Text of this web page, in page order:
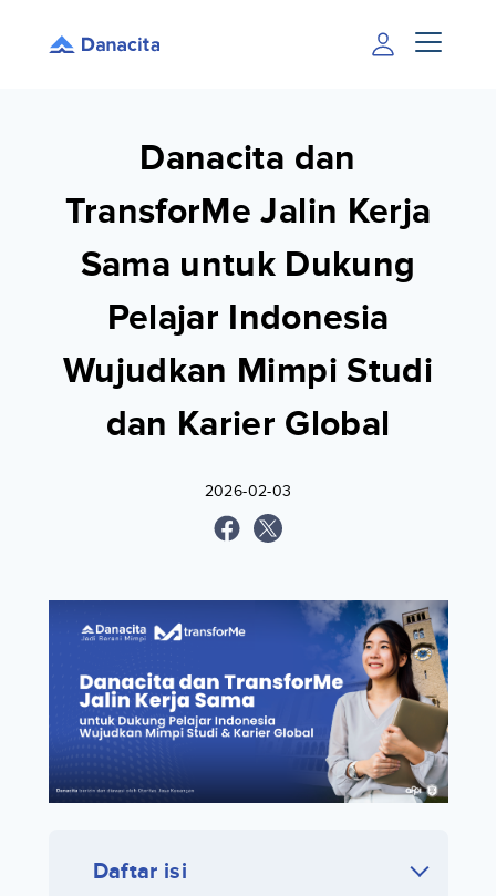
Danacita dan
TransforMe Jalin Kerja
Sama untuk Dukung
Pelajar Indonesia
Wujudkan Mimpi Studi
dan Karier Global
2026-02-03
Daftar isi